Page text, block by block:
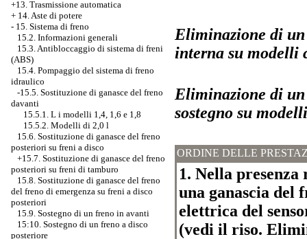
+13. Trasmissione automatica
+ 14. Aste di potere
- 15. Sistema di freno
15.2. Informazioni generali
15.3. Antibloccaggio di sistema di freni
(ABS)
15.4. Pompaggio del sistema di freno
idraulico
-15.5. Sostituzione di ganasce del freno
davanti
15.5.1. L i modelli 1,4, 1,6 e 1,8
15.5.2. Modelli di 2,0 l
15.6. Sostituzione di ganasce del freno
posteriori su freni a disco
+15.7. Sostituzione di ganasce del freno
posteriori su freni di tamburo
15.8. Sostituzione di ganasce del freno
del freno di emergenza su freni a disco
posteriori
15.9. Sostegno di un freno in avanti
15:10. Sostegno di un freno a disco
posteriore
Eliminazione di un
interna su modelli
Eliminazione di
sostegno su
ORDINE DELLE
1. Nella
una ganascia del
elettrica del
(vedi il riso.